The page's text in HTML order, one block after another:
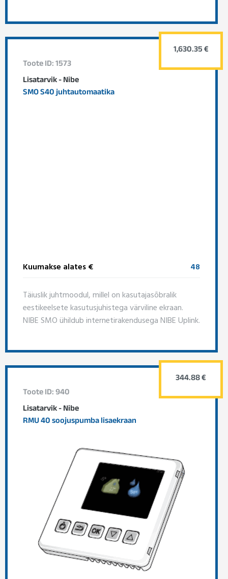
Toote ID: 1573
Lisatarvik - Nibe
SMO S40 juhtautomaatika
Kuumakse alates € 48
Täiuslik juhtmoodul, millel on kasutajasõbralik
eestikeelsete kasutusjuhistega värviline ekraan.
NIBE SMO ühildub internetirakendusega NIBE Uplink.
1,630.35 €
Toote ID: 940
Lisatarvik - Nibe
RMU 40 soojuspumba lisaekraan
344.88 €